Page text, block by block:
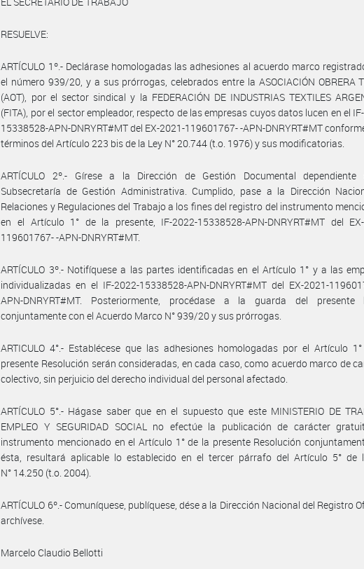
RESUELVE:
ARTÍCULO 1º.- Declárase homologadas las adhesiones al acuerdo marco
el número 939/20, y a sus prórrogas, celebrados entre la ASOCIACIÓN OBRERA
(AOT), por el sector sindical y la FEDERACIÓN DE INDUSTRIAS TEXTILES
(FITA), por el sector empleador, respecto de las empresas cuyos datos lucen en el
15338528-APN-DNRYRT#MT del EX-2021-119601767- -APN-DNRYRT#MT
términos del Artículo 223 bis de la Ley N° 20.744 (t.o. 1976) y sus modificatorias.
ARTÍCULO 2º.- Gírese a la Dirección de Gestión Documental
Subsecretaría de Gestión Administrativa. Cumplido, pase a la Dirección
Relaciones y Regulaciones del Trabajo a los fines del registro del instrumento
en el Artículo 1° de la presente, IF-2022-15338528-APN-DNRYRT#MT del
119601767- -APN-DNRYRT#MT.
ARTÍCULO 3º.- Notifíquese a las partes identificadas en el Artículo 1° y a las
individualizadas en el IF-2022-15338528-APN-DNRYRT#MT del EX-2021-
APN-DNRYRT#MT. Posteriormente, procédase a la guarda del presente
conjuntamente con el Acuerdo Marco N° 939/20 y sus prórrogas.
ARTICULO 4°.- Establécese que las adhesiones homologadas por el Artículo
presente Resolución serán consideradas, en cada caso, como acuerdo marco de
colectivo, sin perjuicio del derecho individual del personal afectado.
ARTÍCULO 5°.- Hágase saber que en el supuesto que este MINISTERIO DE
EMPLEO Y SEGURIDAD SOCIAL no efectúe la publicación de carácter
instrumento mencionado en el Artículo 1° de la presente Resolución
ésta, resultará aplicable lo establecido en el tercer párrafo del Artículo 5° de
N° 14.250 (t.o. 2004).
ARTÍCULO 6º.- Comuníquese, publíquese, dése a la Dirección Nacional del Registro
archívese.
Marcelo Claudio Bellotti